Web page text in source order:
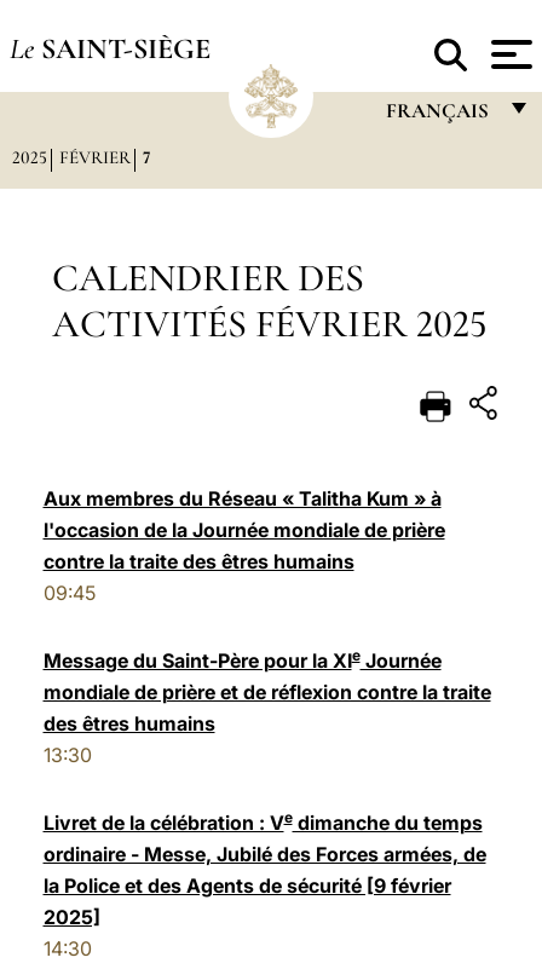
Le SAINT-SIÈGE
FRANÇAIS
DEUTSCH
العربيّة
中文
2025 FÉVRIER 7
CALENDRIER DES
ACTIVITÉS FÉVRIER 2025
Aux membres du Réseau « Talitha Kum » à
l'occasion de la Journée mondiale de prière
contre la traite des êtres humains
09:45
Message du Saint-Père pour la XIeJournée
mondiale de prière et de réflexion contre la traite
des êtres humains
13:30
Livret de la célébration : Vedimanche du temps
ordinaire - Messe, Jubilé des Forces armées, de
la Police et des Agents de sécurité [9 février
2025]
14:30